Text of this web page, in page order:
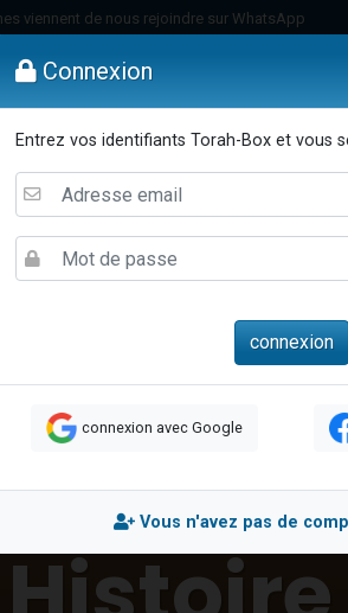
viennent de nous rejoindre sur WhatsApp
viennent de nous rejoindre sur WhatsApp
radio : Visions de grandeur n°104 : Le
viennent de demander une bénédiction
viennent de faire un don pour Sauvez la
49 places pour étudier en groupe sur Zoom
de donner son Maasser
vient de donner son Maasser
viennent de faire un don pour 5 enfants
viennent de faire un don pour Reloger
49 places pour étudier en groupe sur Zoom
de donner son Maasser
viennent de nous rejoindre sur WhatsApp
Femmes Enfants Etude sur Texte
Connexion
Entrez vos identifiants Torah-Box et vous
connexion avec Google
Vous n'avez pas de